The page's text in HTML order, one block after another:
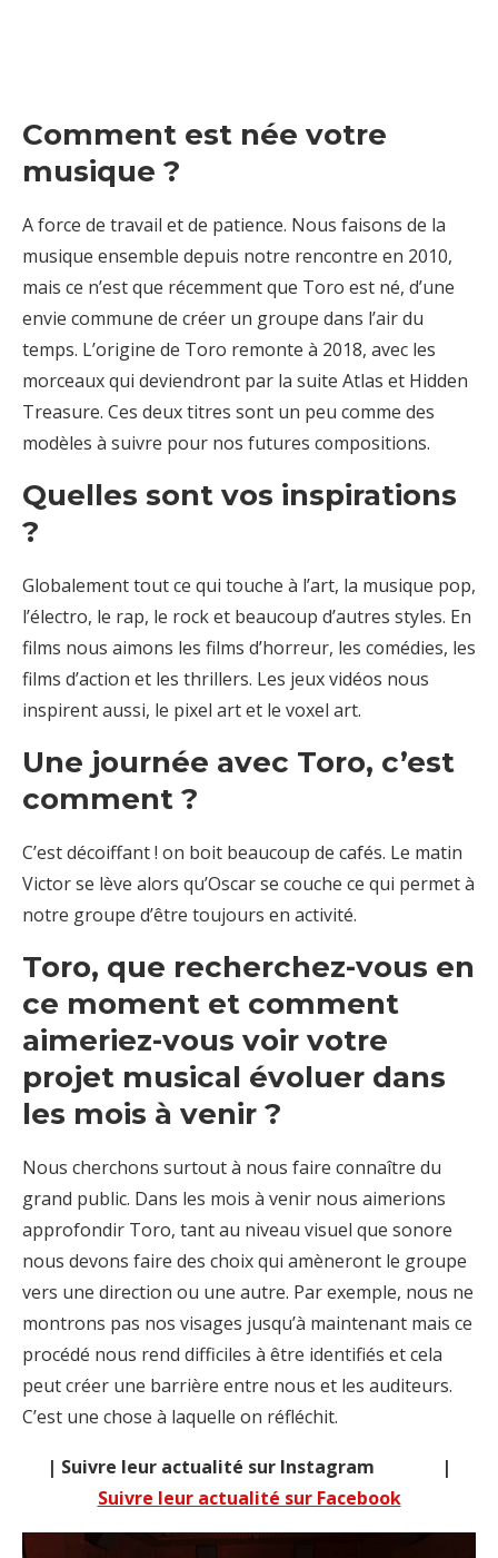
Comment est née votre
musique ?
A force de travail et de patience. Nous faisons de la
musique ensemble depuis notre rencontre en 2010,
mais ce n’est que récemment que Toro est né, d’une
envie commune de créer un groupe dans l’air du
temps. L’origine de Toro remonte à 2018, avec les
morceaux qui deviendront par la suite Atlas et Hidden
Treasure. Ces deux titres sont un peu comme des
modèles à suivre pour nos futures compositions.
Quelles sont vos inspirations
?
Globalement tout ce qui touche à l’art, la musique pop,
l’électro, le rap, le rock et beaucoup d’autres styles. En
films nous aimons les films d’horreur, les comédies, les
films d’action et les thrillers. Les jeux vidéos nous
inspirent aussi, le pixel art et le voxel art.
Une journée avec Toro, c’est
comment ?
C’est décoiffant ! on boit beaucoup de cafés. Le matin
Victor se lève alors qu’Oscar se couche ce qui permet à
notre groupe d’être toujours en activité.
Toro, que recherchez-vous en
ce moment et comment
aimeriez-vous voir votre
projet musical évoluer dans
les mois à venir ?
Nous cherchons surtout à nous faire connaître du
grand public. Dans les mois à venir nous aimerions
approfondir Toro, tant au niveau visuel que sonore
nous devons faire des choix qui amèneront le groupe
vers une direction ou une autre. Par exemple, nous ne
montrons pas nos visages jusqu’à maintenant mais ce
procédé nous rend difficiles à être identifiés et cela
peut créer une barrière entre nous et les auditeurs.
C’est une chose à laquelle on réfléchit.
| Suivre leur actualité sur Instagram |
Suivre leur actualité sur Facebook